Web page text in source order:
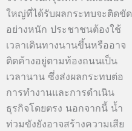
ใหญ่ที่ได้รับผลกระทบจะติดขัด
อย่างหนัก ประชาชนต้องใช้
เวลาเดินทางนานขึ้นหรืออาจ
ติดค้างอยู่ตามท้องถนนเป็น
เวลานาน ซึ่งส่งผลกระทบต่อ
การทำงานและการดำเนิน
ธุรกิจโดยตรง นอกจากนี้ น้ำ
ท่วมขังยังอาจสร้างความเสีย